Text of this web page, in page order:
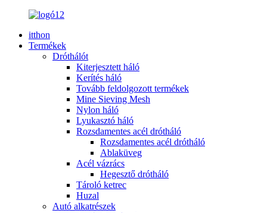
itthon
Termékek
Dróthálót
Kiterjesztett háló
Kerítés háló
Tovább feldolgozott termékek
Mine Sieving Mesh
Nylon háló
Lyukasztó háló
Rozsdamentes acél drótháló
Rozsdamentes acél drótháló
Ablaküveg
Acél vázrács
Hegesztő drótháló
Tároló ketrec
Huzal
Autó alkatrészek